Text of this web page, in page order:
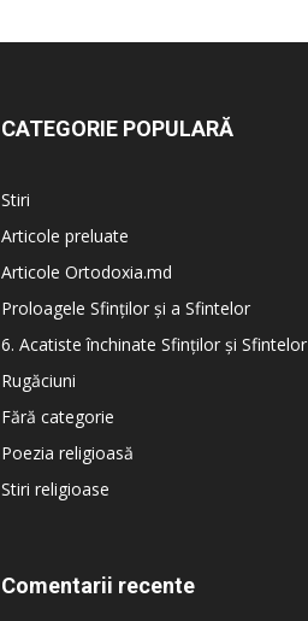
CATEGORIE POPULARĂ
Stiri
Articole preluate
Articole Ortodoxia.md
Proloagele Sfinților și a Sfintelor
6. Acatiste închinate Sfinților și Sfintelor
Rugăciuni
Fără categorie
Poezia religioasă
Stiri religioase
Comentarii recente